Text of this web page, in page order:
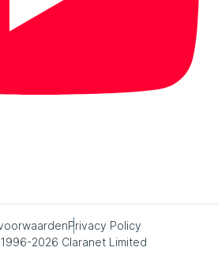
Privacy Policy
2026 Claranet Limited